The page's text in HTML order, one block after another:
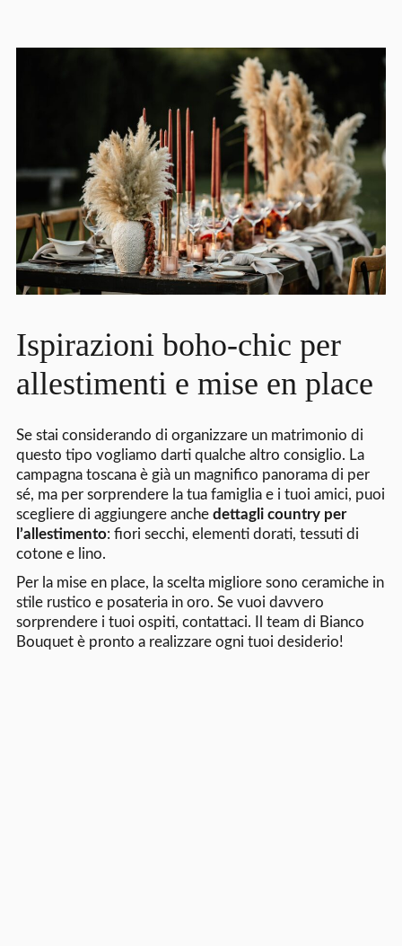
Ispirazioni boho-chic per
allestimenti e mise en place
Se stai considerando di organizzare un matrimonio di
questo tipo vogliamo darti qualche altro consiglio. La
campagna toscana è già un magnifico panorama di per
sé, ma per sorprendere la tua famiglia e i tuoi amici, puoi
scegliere di aggiungere anche dettagli country per
l’allestimento: fiori secchi, elementi dorati, tessuti di
cotone e lino.
Per la mise en place, la scelta migliore sono ceramiche in
stile rustico e posateria in oro. Se vuoi davvero
sorprendere i tuoi ospiti, contattaci. Il team di Bianco
Bouquet è pronto a realizzare ogni tuoi desiderio!